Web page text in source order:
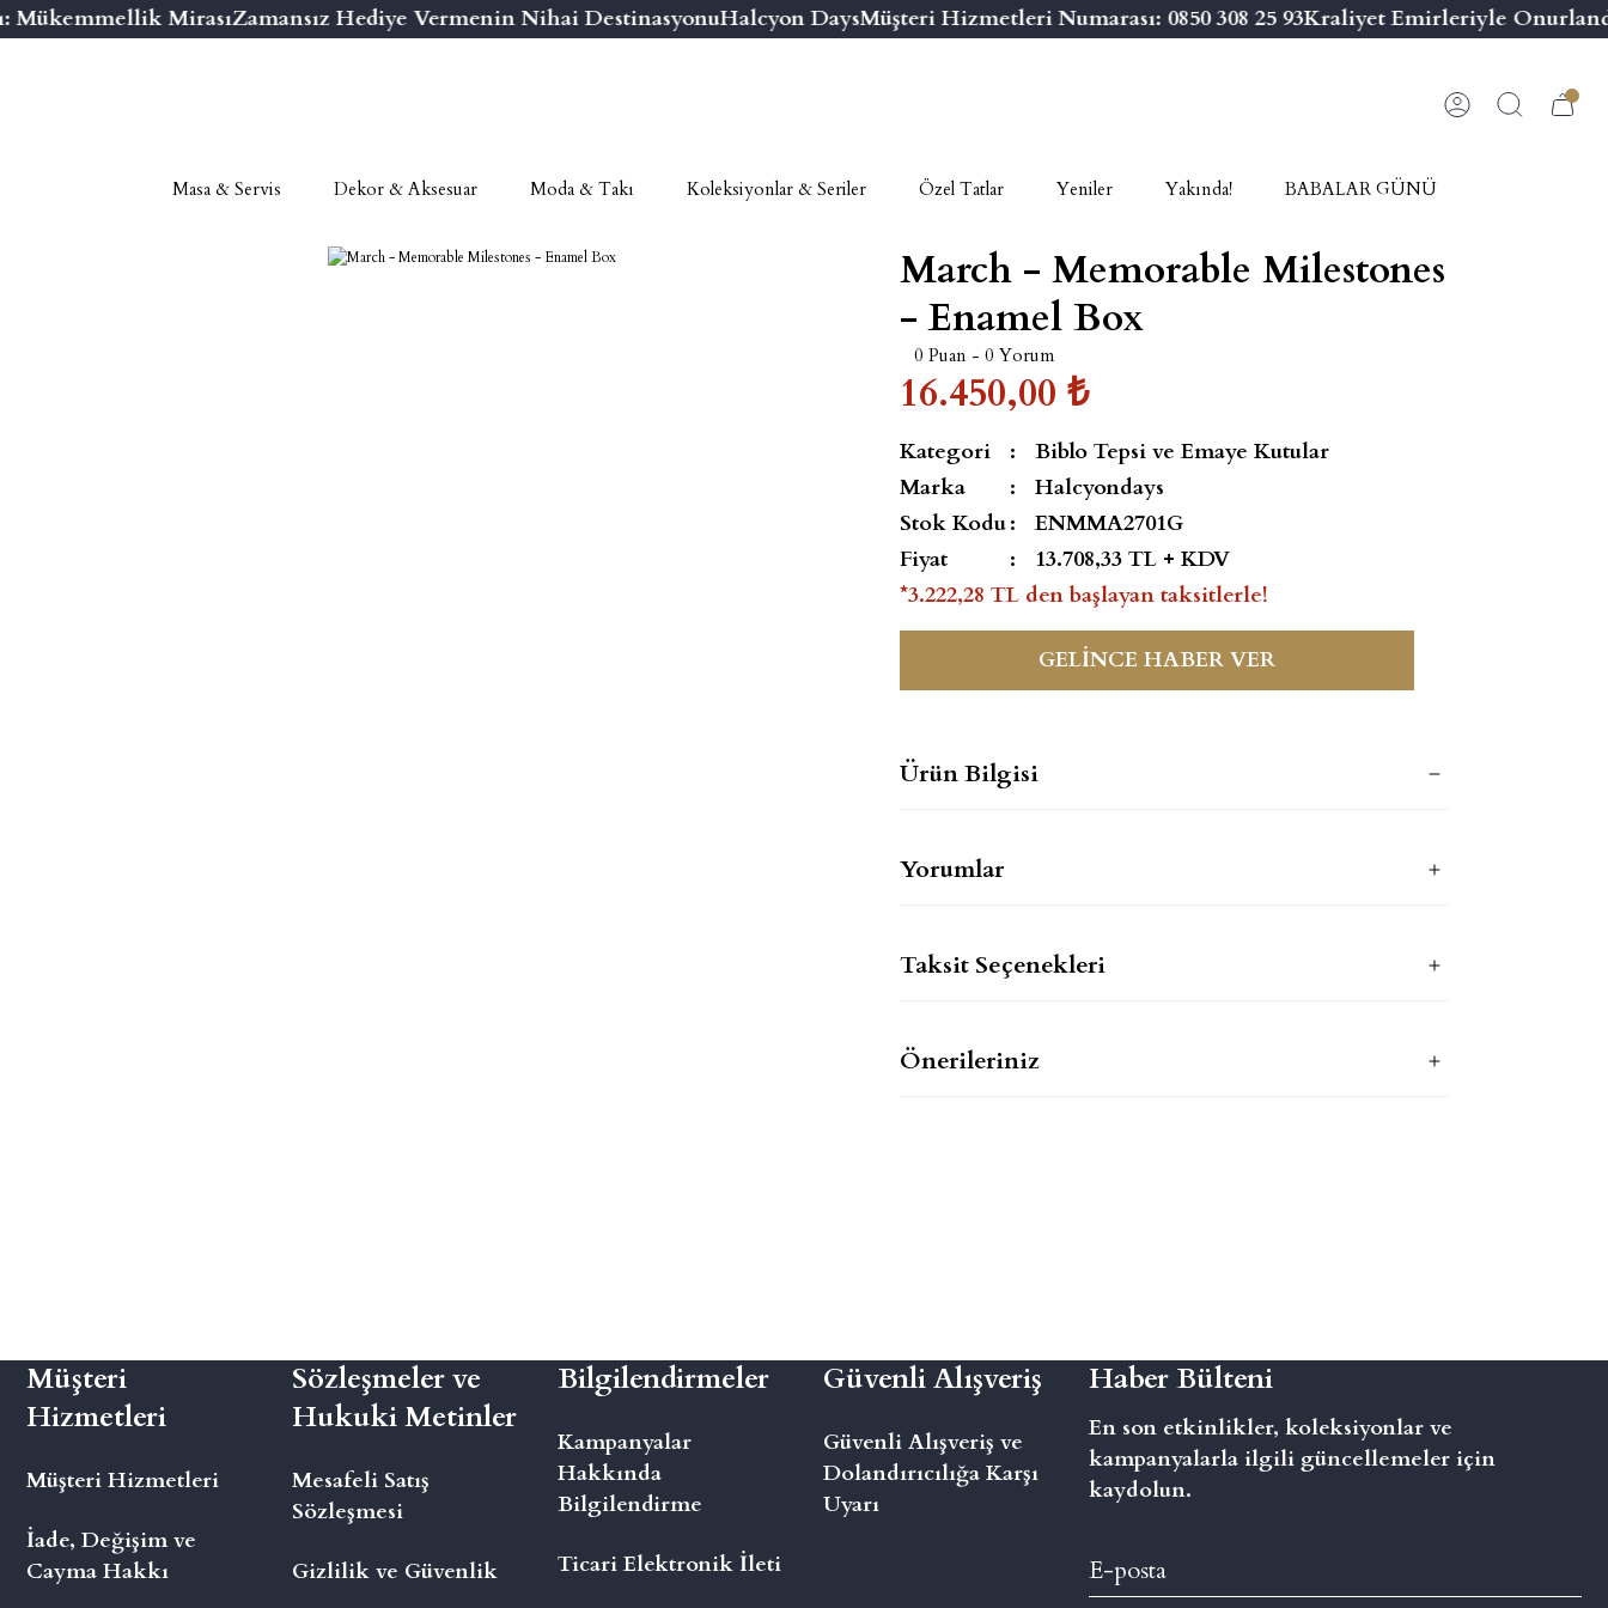
MirasıZamansız Hediye Vermenin Nihai DestinasyonuHalcyon DaysMüşteri Hizmetleri Numarası: 0850 308 25 93 Kraliyet Emirleriyle
Masa & Servis Dekor & Aksesuar Moda & Takı Koleksiyonlar & Seriler Özel Tatlar Yeniler Yakında! BABALAR GÜNÜ
March - Memorable Milestones
- Enamel Box
0 Puan - 0 Yorum
16.450,00 ₺
Kategori
Biblo Tepsi ve Emaye Kutular
Marka
Halcyondays
Stok Kodu
ENMMA2701G
Fiyat
13.708,33 TL + KDV
*3.222,28 TL den başlayan taksitlerle!
GELİNCE HABER VER
Ürün Bilgisi
Yorumlar
Taksit Seçenekleri
Önerileriniz
Müşteri
Hizmetleri
Müşteri Hizmetleri
İade, Değişim ve
Cayma Hakkı
Sözleşmeler ve
Hukuki Metinler
Mesafeli Satış
Sözleşmesi
Gizlilik ve Güvenlik
Bilgilendirmeler
Kampanyalar
Hakkında
Bilgilendirme
Ticari Elektronik İleti
Güvenli Alışveriş
Güvenli Alışveriş ve
Dolandırıcılığa Karşı
Uyarı
Haber Bülteni
En son etkinlikler, koleksiyonlar ve
kampanyalarla ilgili güncellemeler için
kaydolun.